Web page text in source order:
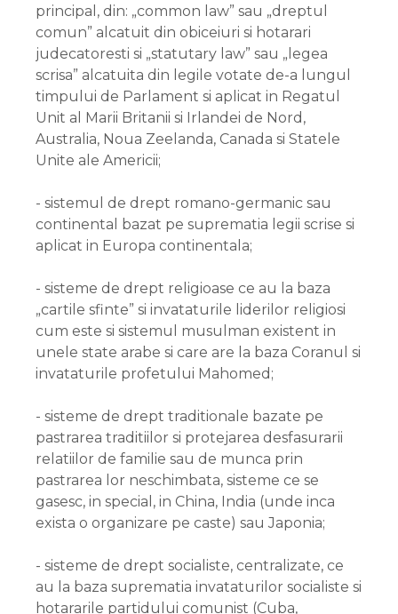
principal, din: „common law” sau „dreptul
comun” alcatuit din obiceiuri si hotarari
judecatoresti si „statutary law” sau „legea
scrisa” alcatuita din legile votate de-a lungul
timpului de Parlament si aplicat in Regatul
Unit al Marii Britanii si Irlandei de Nord,
Australia, Noua Zeelanda, Canada si Statele
Unite ale Americii;
- sistemul de drept romano-germanic sau
continental bazat pe suprematia legii scrise si
aplicat in Europa continentala;
- sisteme de drept religioase ce au la baza
„cartile sfinte” si invataturile liderilor religiosi
cum este si sistemul musulman existent in
unele state arabe si care are la baza Coranul si
invataturile profetului Mahomed;
- sisteme de drept traditionale bazate pe
pastrarea traditiilor si protejarea desfasurarii
relatiilor de familie sau de munca prin
pastrarea lor neschimbata, sisteme ce se
gasesc, in special, in China, India (unde inca
exista o organizare pe caste) sau Japonia;
- sisteme de drept socialiste, centralizate, ce
au la baza suprematia invataturilor socialiste si
hotararile partidului comunist (Cuba,